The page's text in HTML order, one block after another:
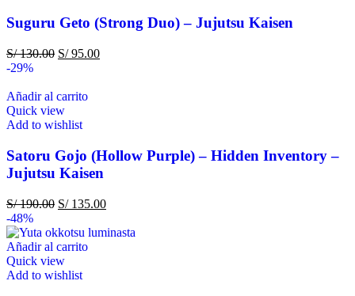
Suguru Geto (Strong Duo) – Jujutsu Kaisen
S/130.00 S/95.00
-29%
Añadir al carrito
Quick view
Add to wishlist
Satoru Gojo (Hollow Purple) – Hidden Inventory –
Jujutsu Kaisen
S/190.00 S/135.00
-48%
Añadir al carrito
Quick view
Add to wishlist